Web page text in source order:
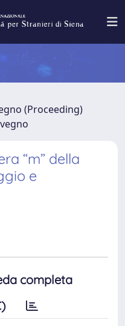
(Proceeding)
“m” della
e
completa